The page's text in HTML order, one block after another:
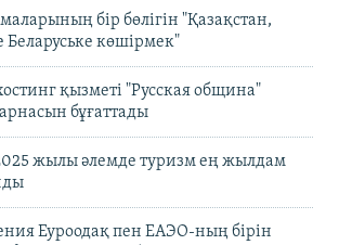
бір бөлігін "Қазақстан,
Беларуське көшірмек"
қызметі "Русская община"
бұғаттады
жылы әлемде туризм ең жылдам
Еуроодақ пен ЕАЭО-ның бірін